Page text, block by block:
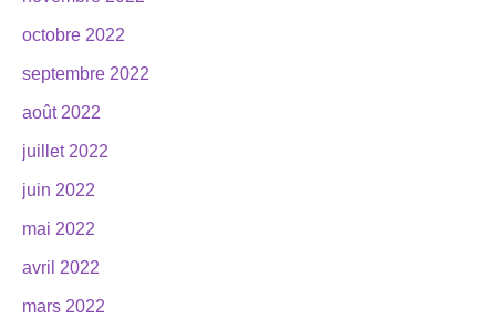
octobre 2022
septembre 2022
août 2022
juillet 2022
juin 2022
mai 2022
avril 2022
mars 2022